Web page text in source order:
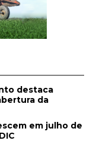
destaca
da
em julho de